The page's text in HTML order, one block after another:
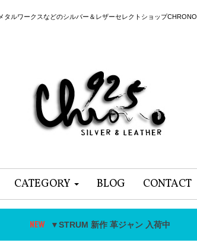
ルワークスなどのシルバー＆レザーセレクトショップCHRONO
CATEGORY BLOG CONTACT
▼STRUM 新作 革ジャン 入荷中